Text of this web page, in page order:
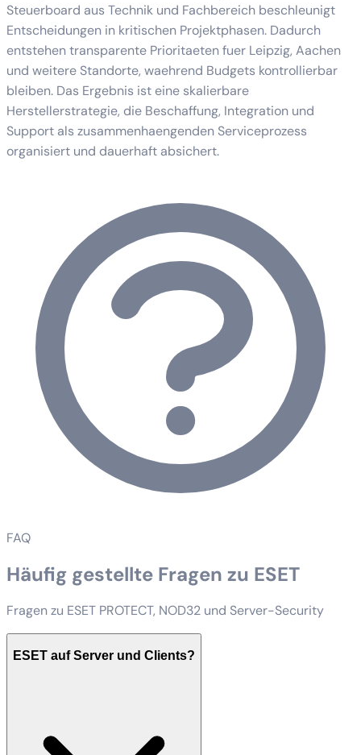
Steuerboard aus Technik und Fachbereich beschleunigt
Entscheidungen in kritischen Projektphasen. Dadurch
entstehen transparente Prioritaeten fuer Leipzig, Aachen
und weitere Standorte, waehrend Budgets kontrollierbar
bleiben. Das Ergebnis ist eine skalierbare
Herstellerstrategie, die Beschaffung, Integration und
Support als zusammenhaengenden Serviceprozess
organisiert und dauerhaft absichert.
FAQ
Häufig gestellte Fragen zu ESET
Fragen zu ESET PROTECT, NOD32 und Server-Security
ESET auf Server und Clients?